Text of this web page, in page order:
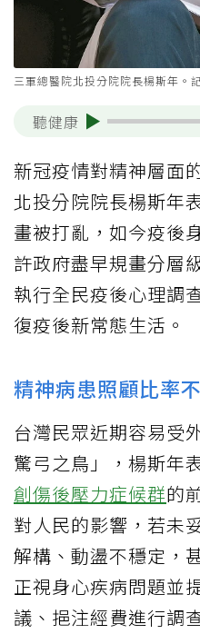
三軍總醫院北投分院院長楊斯年。
聽健康
新冠疫情對精神層面
北投分院院長楊斯年
畫被打亂，如今疫後
許政府盡早規畫分層
執行全民疫後心理調
復疫後新常態生活。
精神病患照顧比率
台灣民眾近期容易受
驚弓之鳥」，楊斯年
創傷後壓力症候群的
對人民的影響，若未
解構、動盪不穩定，
正視身心疾病問題並
議、挹注經費進行調